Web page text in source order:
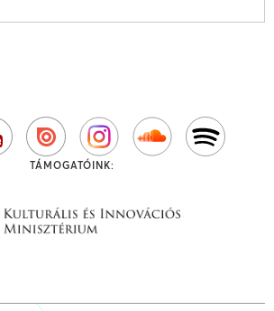
TÁMOGATÓINK: